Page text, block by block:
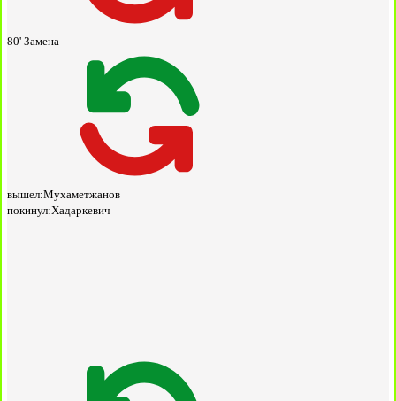
80' Замена
вышел:Мухаметжанов
покинул:Хадаркевич